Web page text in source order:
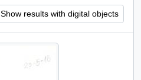
Show results with digital objects